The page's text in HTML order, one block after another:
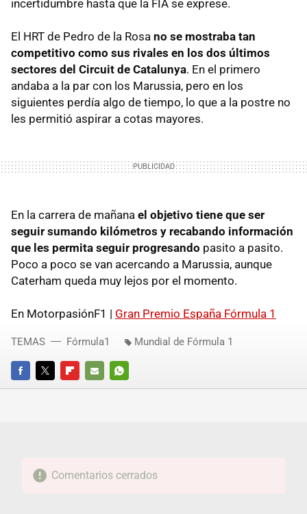
incertidumbre hasta que la FIA se exprese.
El HRT de Pedro de la Rosa no se mostraba tan
competitivo como sus rivales en los dos últimos
sectores del Circuit de Catalunya. En el primero
andaba a la par con los Marussia, pero en los
siguientes perdía algo de tiempo, lo que a la postre no
les permitió aspirar a cotas mayores.
En la carrera de mañana el objetivo tiene que ser
seguir sumando kilómetros y recabando información
que les permita seguir progresando pasito a pasito.
Poco a poco se van acercando a Marussia, aunque
Caterham queda muy lejos por el momento.
En MotorpasiónF1 | Gran Premio España Fórmula 1
FACEBOOKTWITTERFLIPBOARD
E-
WHATSAPP
TEMAS Fórmula1 Mundial de Fórmula 1
Comentarios cerrados